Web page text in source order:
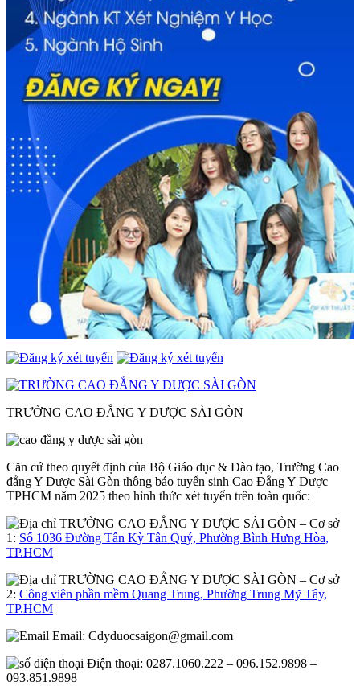
TRƯỜNG CAO ĐẲNG Y DƯỢC SÀI GÒN
Căn cứ theo quyết định của Bộ Giáo dục & Đào tạo, Trường Cao
đẳng Y Dược Sài Gòn thông báo tuyển sinh Cao Đẳng Y Dược
TPHCM năm 2025 theo hình thức xét tuyển trên toàn quốc:
– Cơ sở
1: Số 1036 Đường Tân Kỳ Tân Quý, Phường Bình Hưng Hòa,
TP.HCM
– Cơ sở
2: Công viên phần mềm Quang Trung, Phường Trung Mỹ Tây,
TP.HCM
Email: Cdyduocsaigon@gmail.com
Điện thoại: 0287.1060.222 – 096.152.9898 –
093.851.9898